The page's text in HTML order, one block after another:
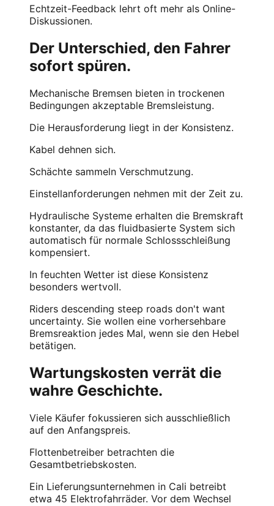
Echtzeit-Feedback lehrt oft mehr als Online-
Diskussionen.
Der Unterschied, den Fahrer
sofort spüren.
Mechanische Bremsen bieten in trockenen
Bedingungen akzeptable Bremsleistung.
Die Herausforderung liegt in der Konsistenz.
Kabel dehnen sich.
Schächte sammeln Verschmutzung.
Einstellanforderungen nehmen mit der Zeit zu.
Hydraulische Systeme erhalten die Bremskraft
konstanter, da das fluidbasierte System sich
automatisch für normale Schlossschleißung
kompensiert.
In feuchten Wetter ist diese Konsistenz
besonders wertvoll.
Riders descending steep roads don't want
uncertainty. Sie wollen eine vorhersehbare
Bremsreaktion jedes Mal, wenn sie den Hebel
betätigen.
Wartungskosten verrät die
wahre Geschichte.
Viele Käufer fokussieren sich ausschließlich
auf den Anfangspreis.
Flottenbetreiber betrachten die
Gesamtbetriebskosten.
Ein Lieferungsunternehmen in Cali betreibt
etwa 45 Elektrofahrräder. Vor dem Wechsel